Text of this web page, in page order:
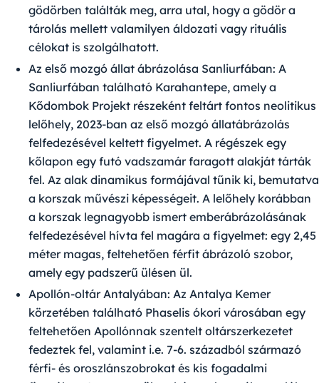
gödörben találták meg, arra utal, hogy a gödör a
tárolás mellett valamilyen áldozati vagy rituális
célokat is szolgálhatott.
Az első mozgó állat ábrázolása Sanliurfában: A
Sanliurfában található Karahantepe, amely a
Kődombok Projekt részeként feltárt fontos neolitikus
lelőhely, 2023-ban az első mozgó állatábrázolás
felfedezésével keltett figyelmet. A régészek egy
kőlapon egy futó vadszamár faragott alakját tárták
fel. Az alak dinamikus formájával tűnik ki, bemutatva
a korszak művészi képességeit. A lelőhely korábban
a korszak legnagyobb ismert emberábrázolásának
felfedezésével hívta fel magára a figyelmet: egy 2,45
méter magas, feltehetően férfit ábrázoló szobor,
amely egy padszerű ülésen ül.
Apollón-oltár Antalyában: Az Antalya Kemer
körzetében található Phaselis ókori városában egy
feltehetően Apollónnak szentelt oltárszerkezetet
fedeztek fel, valamint i.e. 7-6. századból származó
férfi- és oroszlánszobrokat és kis fogadalmi